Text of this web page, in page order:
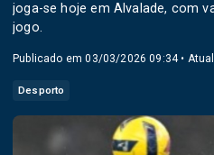
joga-se hoje em Alvalade, com
jogo.
Publicado em 03/03/2026 09:34 •
Desporto